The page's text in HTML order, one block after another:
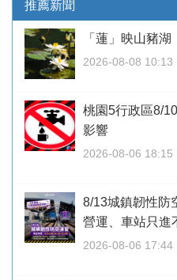
推薦新聞
「蓮」映山豬
2026-08-08 10:13
桃園5行政區8/
影響
2026-08-06 18:15
8/13城鎮韌性
營運、車站只進
2026-08-06 17:44